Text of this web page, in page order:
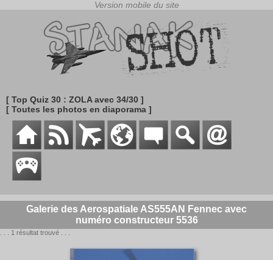
[ Top Quiz 30 : ZOLA avec 34/30 ]
[ Toutes les photos en diaporama ]
Galerie des Aerospatiale AS555AN Fennec avec
numéro constructeur 5536
. . . 1 résultat trouvé . . .